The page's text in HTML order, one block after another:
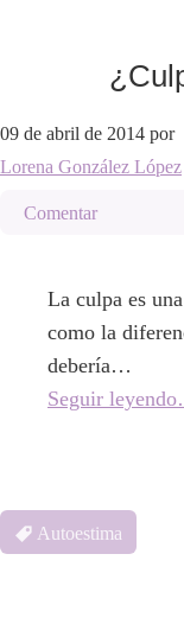
09 de abril de 2014 por
Lorena González López
Comentar
La culpa es
como la
debería…
Seguir
Autoestima